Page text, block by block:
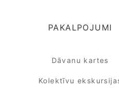
PAKALPOJUMI
Dāvanu kartes
Kolektīvu